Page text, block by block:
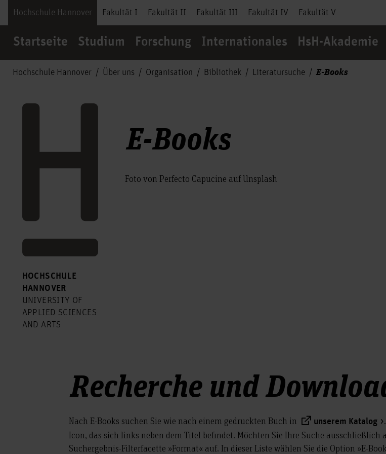
Hochschule Hannover Fakultät I Fakultät II Fakultät III Fakultät IV Fakultät V
Startseite Studium Forschung Internationales HsH-Akademie
Hochschule Hannover Über uns Organisation Bibliothek Literatursuche E-Books
HOCHSCHULE
HANNOVER
UNIVERSITY OF
APPLIED SCIENCES
AND ARTS
E-Books
Foto von Perfecto Capucine auf Unsplash
Recherche und
Nach E-Books suchen Sie wie nach einem gedruckten Buch in unserem Katalog
Icon, das sich links neben dem Titel befindet. Möchten Sie Ihre Suche ausschließlich
Suchergebnis-Filterfacette »Format« auf. In dieser Liste wählen Sie die Option »E-